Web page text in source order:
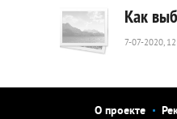
Как
7-07-2020,
О проекте